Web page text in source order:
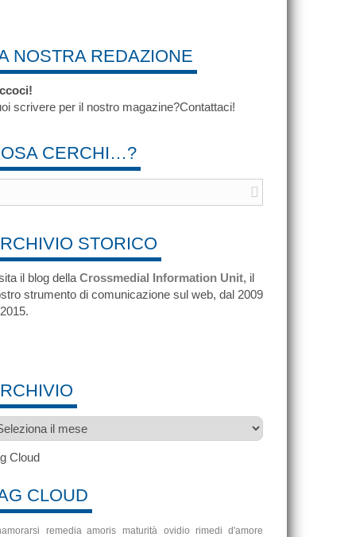
NOSTRA REDAZIONE
scrivere per il nostro magazine?Contattaci!
CERCHI…?
STORICO
il blog della Crossmedial Information Unit, il
strumento di comunicazione sul web, dal 2009
Cloud
CLOUD
remedia amoris maturità ovidio rimedi d'amore